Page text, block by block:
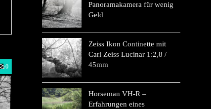
0
Panoramakamera für wenig
Geld
Zeiss Ikon Continette mit
Carl Zeiss Lucinar 1:2,8 /
45mm
Horseman VH-R –
Erfahrungen eines